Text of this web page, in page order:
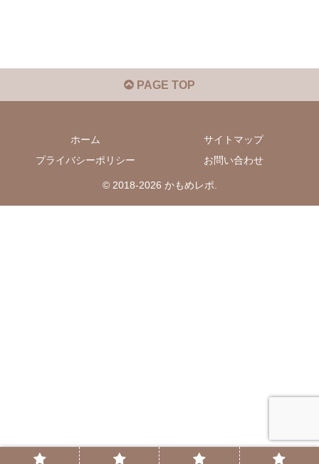
PAGE TOP
ホーム
サイトマップ
プライバシーポリシー
お問い合わせ
© 2018-2026 かもめレポ.